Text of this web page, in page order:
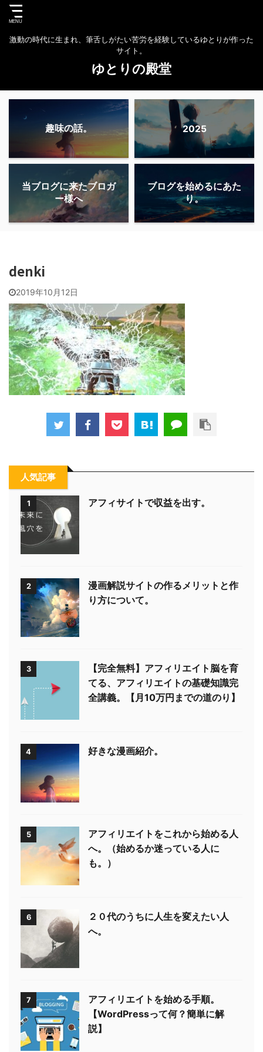
激動の時代に生まれ、筆舌しがたい苦労を経験しているゆとりが作った
サイト。
ゆとりの殿堂
趣味の話。 2025
当ブログに来たブロガ
ー様へ
ブログを始めるにあた
り。
denki
2019年10月12日
人気記事
1 アフィサイトで収益を出す。
2
漫画解説サイトの作るメリットと作
り方について。
3
【完全無料】アフィリエイト脳を育
てる、アフィリエイトの基礎知識完
全講義。【月10万円までの道のり】
4 好きな漫画紹介。
5
アフィリエイトをこれから始める人
へ。（始めるか迷っている人に
も。）
6
２０代のうちに人生を変えたい人
へ。
7
アフィリエイトを始める手順。
【WordPressって何？簡単に解
説】